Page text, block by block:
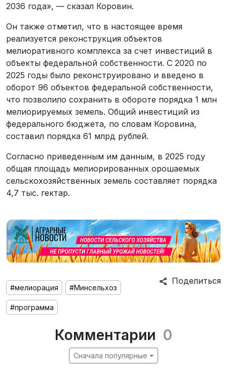
2036 года», — сказал Коровин.
Он также отметил, что в настоящее время
реализуется реконструкция объектов
мелиоративного комплекса за счет инвестиций в
объекты федеральной собственности. С 2020 по
2025 годы было реконструировано и введено в
оборот 96 объектов федеральной собственности,
что позволило сохранить в обороте порядка 1 млн
мелиорируемых земель. Общий инвестиций из
федерального бюджета, по словам Коровина,
составил порядка 61 млрд рублей.
Согласно приведенным им данным, в 2025 году
общая площадь мелиорированных орошаемых
сельскохозяйственных земель составляет порядка
4,7 тыс. гектар.
Поделиться
#мелиорация #Минсельхоз
#программа
Комментарии 0
Сначала популярные